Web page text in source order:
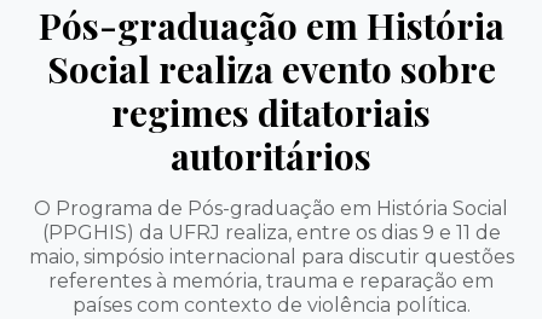
Pós-graduação em História
Social realiza evento sobre
regimes ditatoriais
autoritários
O Programa de Pós-graduação em História Social
(PPGHIS) da UFRJ realiza, entre os dias 9 e 11 de
maio, simpósio internacional para discutir questões
referentes à memória, trauma e reparação em
países com contexto de violência política.